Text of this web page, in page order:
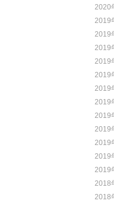
2020
2019
2019
2019
2019
2019
2019
2019
2019
2019
2019
2019
2019
2018
2018